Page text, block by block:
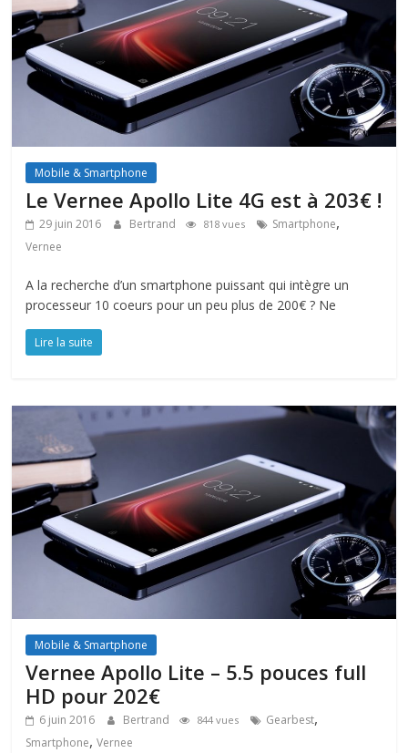
Mobile & Smartphone
Le Vernee Apollo Lite 4G est à 203€ !
29 juin 2016 Bertrand 818 vues Smartphone,
Vernee
A la recherche d’un smartphone puissant qui intègre un
processeur 10 coeurs pour un peu plus de 200€ ? Ne
Lire la suite
Mobile & Smartphone
Vernee Apollo Lite – 5.5 pouces full
HD pour 202€
6 juin 2016 Bertrand 844 vues Gearbest,
Smartphone,Vernee